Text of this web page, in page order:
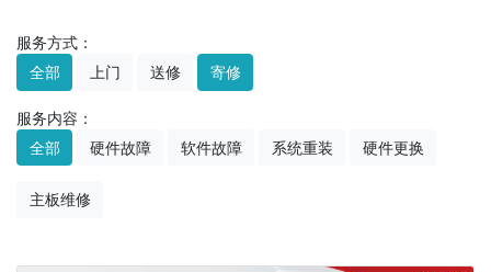
服务方式：
全部
上门 送修 寄修
服务内容：
全部
硬件故障 软件故障 系统重装 硬件更换
主板维修